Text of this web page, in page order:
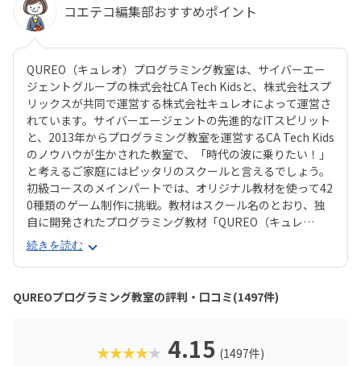
コエテコ編集部おすすめポイント
QUREO（キュレオ）プログラミング教室は、サイバーエー
ジェントグループの株式会社CA Tech Kidsと、株式会社スプ
リックスが共同で運営する株式会社キュレオによって運営さ
れています。サイバーエージェントの先進的なITスピリット
と、2013年からプログラミング教室を運営するCA Tech Kids
のノウハウが生かされた教室で、「時代の波に乗りたい！」
と考えるご家庭にはピッタリのスクールと言えるでしょう。
初級コースのメインパートでは、オリジナル教材を使って42
0種類のゲーム制作に挑戦。教材はスクール名のとおり、独
自に開発されたプログラミング教材「QUREO（キュレ
オ）」です。スマホゲームのような感覚でサクサク進められ
るのに、本格的な内容が学べるのが魅力。子どもにとっても
「やらされている感」がないので、楽しくゲームをクリアし
ていくようなペースでどんどん学習を進めていけます。教材
のデザイン性も高く、実際にスマホゲーム開発で使用されて
クに慣れている今の子どもでも、「安っぽい」「子どもっぽ
い」と思わず勉強に取り組めるでしょう。学習結果は通信簿
続きを読む
QUREOプログラミング教室の評判・口コミ(1497件)
★★★★★ 4.15 (1497件)